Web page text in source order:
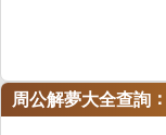
周公解夢大全查詢 ：